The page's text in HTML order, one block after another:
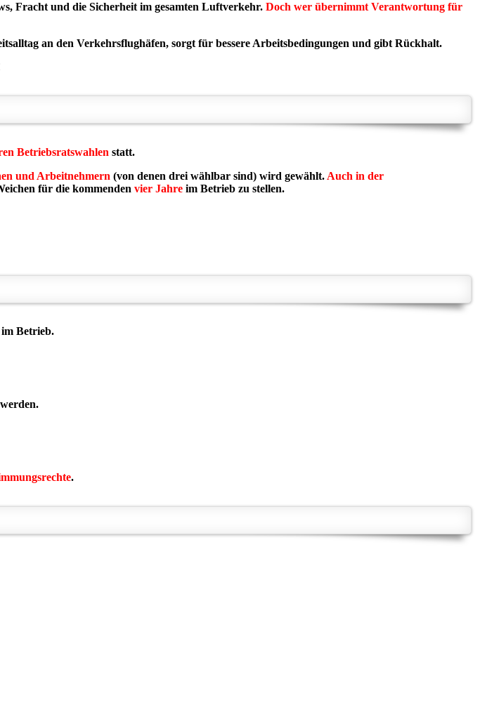
Fracht und die Sicherheit im gesamten Luftverkehr. Doch wer übernimmt Verantwortung für
an den Verkehrsflughäfen, sorgt für bessere Arbeitsbedingungen und gibt Rückhalt.
Betriebsratswahlen statt.
und Arbeitnehmern (von denen drei wählbar sind) wird gewählt. Auch in der
für die kommenden vier Jahre im Betrieb zu stellen.
Betrieb.
.